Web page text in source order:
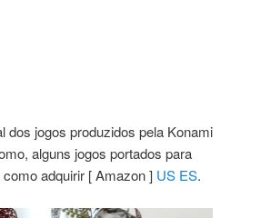
dos jogos produzidos pela Konami
alguns jogos portados para
adquirir [ Amazon ] US ES.